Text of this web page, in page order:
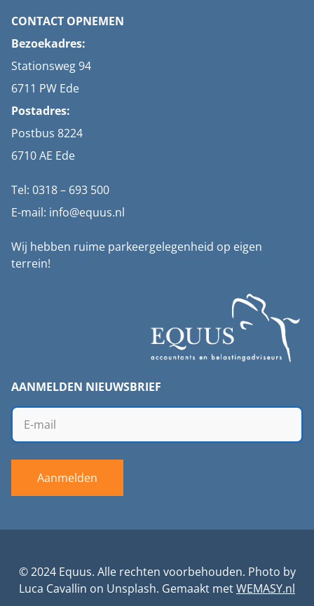
CONTACT OPNEMEN
Bezoekadres:
Stationsweg 94
6711 PW Ede
Postadres:
Postbus 8224
6710 AE Ede
Tel: 0318 – 693 500
E-mail: info@equus.nl
Wij hebben ruime parkeergelegenheid op eigen
terrein!
AANMELDEN NIEUWSBRIEF
Aanmelden
© 2024 Equus. Alle rechten voorbehouden. Photo by
Luca Cavallin on Unsplash. Gemaakt metWEMASY.nl